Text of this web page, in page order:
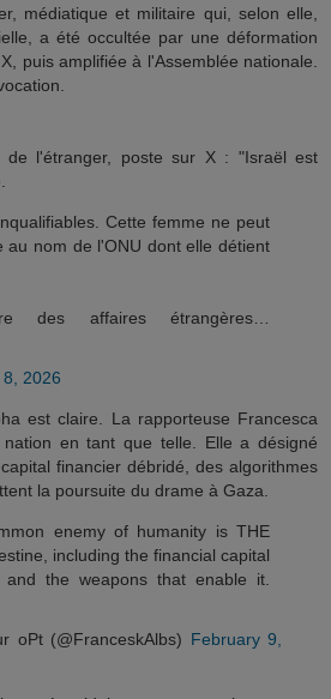
médiatique et militaire qui, selon elle,
a été occultée par une déformation
puis amplifiée à l'Assemblée nationale.
de l'étranger, poste sur X : "Israël est
Cette femme ne peut
nom de l'ONU dont elle détient
des affaires étrangères…
2026
est claire. La rapporteuse Francesca
en tant que telle. Elle a désigné
financier débridé, des algorithmes
la poursuite du drame à Gaza.
enemy of humanity is THE
including the financial capital
the weapons that enable it.
oPt (@FranceskAlbs) February 9,